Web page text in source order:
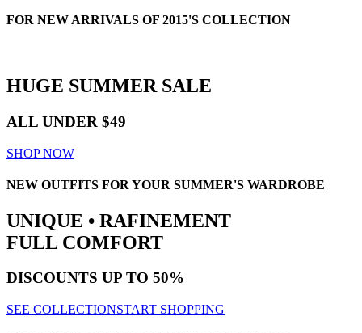
FOR NEW ARRIVALS OF 2015'S COLLECTION
HUGE SUMMER SALE
ALL UNDER $49
SHOP NOW
NEW OUTFITS FOR YOUR SUMMER'S WARDROBE
UNIQUE • RAFINEMENT
FULL COMFORT
DISCOUNTS UP TO 50%
SEE COLLECTIONSTART SHOPPING